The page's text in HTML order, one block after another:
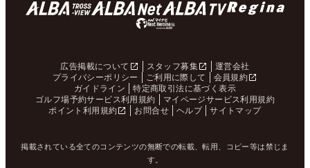
広告掲載について スタッフ募集
運営会社
プライバシーポリシー
ご利用に際して
会員規約
ガイドライン
特定商取引法に基づく表示
ゴルフ場予約サービス利用規約
マイページサービス利用規約
ポイント利用規約
お問合せ ヘルプ サイトマップ
掲載されている全てのコンテンツの無断での転載、転用、コピー等は禁じま
す。